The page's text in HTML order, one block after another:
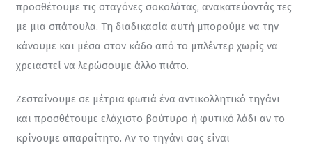
προσθέτουμε τις σταγόνες σοκολάτας, ανακατεύοντάς τες
με μια σπάτουλα. Τη διαδικασία αυτή μπορούμε να την
κάνουμε και μέσα στον κάδο από το μπλέντερ χωρίς να
χρειαστεί να λερώσουμε άλλο πιάτο.
Ζεσταίνουμε σε μέτρια φωτιά ένα αντικολλητικό τηγάνι
και προσθέτουμε ελάχιστο βούτυρο ή φυτικό λάδι αν το
κρίνουμε απαραίτητο. Αν το τηγάνι σας είναι